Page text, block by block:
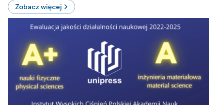
Zobacz więcej